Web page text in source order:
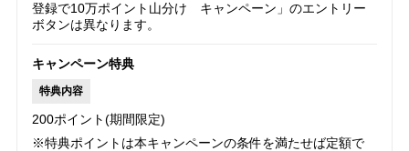
登録で10万ポイント山分け キャンペーン」のエントリー
ボタンは異なります。
キャンペーン特典
特典内容
200ポイント(期間限定)
※特典ポイントは本キャンペーンの条件を満たせば定額で